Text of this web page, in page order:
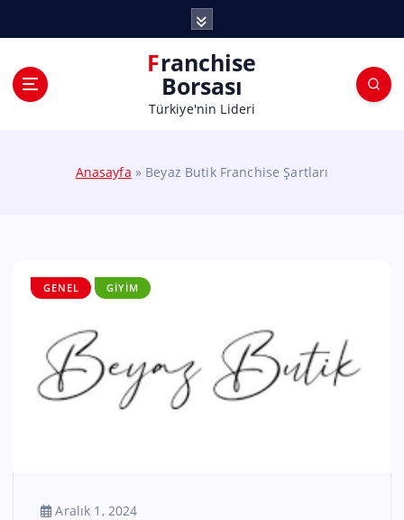
Franchise
Borsası
Türkiye'nin Lideri
Anasayfa » Beyaz Butik Franchise Şartları
GENEL GIYIM
Aralık 1, 2024